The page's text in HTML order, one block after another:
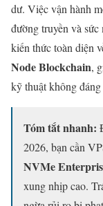
dư. Việc vận hành
đường truyền và
kiến thức toàn diện
Node Blockchain,
kỹ thuật không đáng
Tóm tắt nhanh:
2026, bạn cần
NVMe
xung nhịp cao.